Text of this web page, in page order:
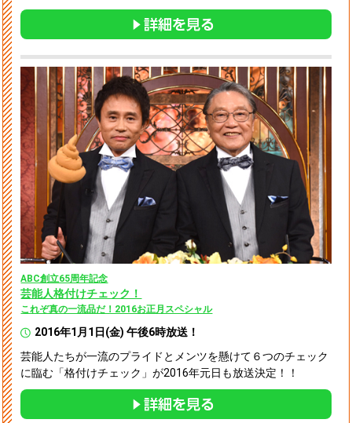
ABC創立65周年記念
芸能人格付けチェック！
これぞ真の一流品だ！2016お正月スペシャル
2016年1月1日(金) 午後6時放送！
芸能人たちが一流のプライドとメンツを懸けて６つのチェック
に臨む「格付けチェック」が2016年元日も放送決定！！